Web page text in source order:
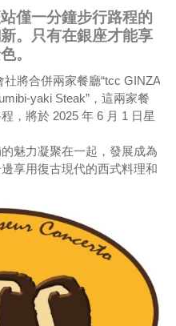
僅一分鐘步行路程的
。只有在銀座才能享
。
將合併兩家餐廳“tcc GINZA
yaki Steak”，這兩家餐
，將於 2025 年 6 月 1 日星
魅力凝聚在一起，發展成為
享用復古現代的西式料理和